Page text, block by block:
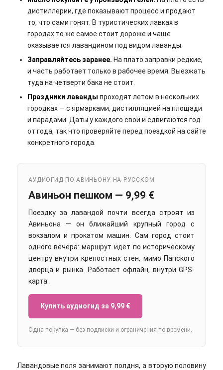
дистиллерии, где показывают процесс и продают
то, что сами гонят. В туристических лавках в
городах то же самое стоит дороже и чаще
оказывается лавандином под видом лаванды.
Заправляйтесь заранее. На плато заправки редкие,
и часть работает только в рабочее время. Выезжать
туда на четверти бака не стоит.
Праздники лаванды проходят летом в нескольких
городках — с ярмарками, дистилляцией на площади
и парадами. Даты у каждого свои и сдвигаются год
от года, так что проверяйте перед поездкой на сайте
конкретного города.
АУДИОГИД ПО АВИНЬОНУ НА РУССКОМ
Авиньон пешком — 9,99 €
Поездку за лавандой почти всегда строят из
Авиньона — он ближайший крупный город с
вокзалом и прокатом машин. Сам город стоит
одного вечера: маршрут идёт по историческому
центру внутри крепостных стен, мимо Папского
дворца и рынка. Работает офлайн, внутри GPS-
карта.
Купить аудиогид за 9,99 €
Одна покупка — без подписки и ограничения по времени.
Лавандовые поля занимают полдня, а вторую половину